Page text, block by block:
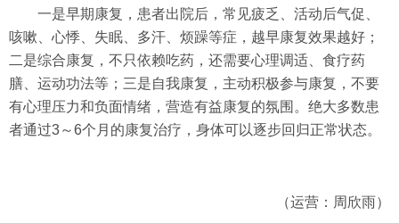
一是早期康复，患者出院后，常见疲乏、活动后气促、
咳嗽、心悸、失眠、多汗、烦躁等症，越早康复效果越好；
二是综合康复，不只依赖吃药，还需要心理调适、食疗药
膳、运动功法等；三是自我康复，主动积极参与康复，不要
有心理压力和负面情绪，营造有益康复的氛围。绝大多数患
者通过3～6个月的康复治疗，身体可以逐步回归正常状态。
（运营：周欣雨）